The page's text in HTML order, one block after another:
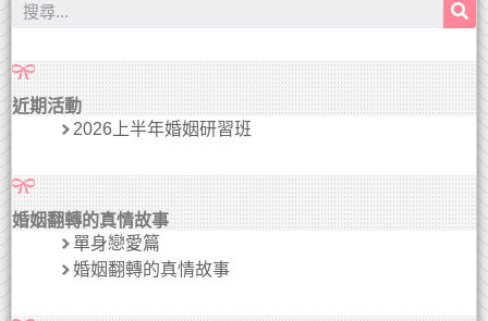
近期活動
2026上半年婚姻研習班
婚姻翻轉的真情故事
單身戀愛篇
婚姻翻轉的真情故事